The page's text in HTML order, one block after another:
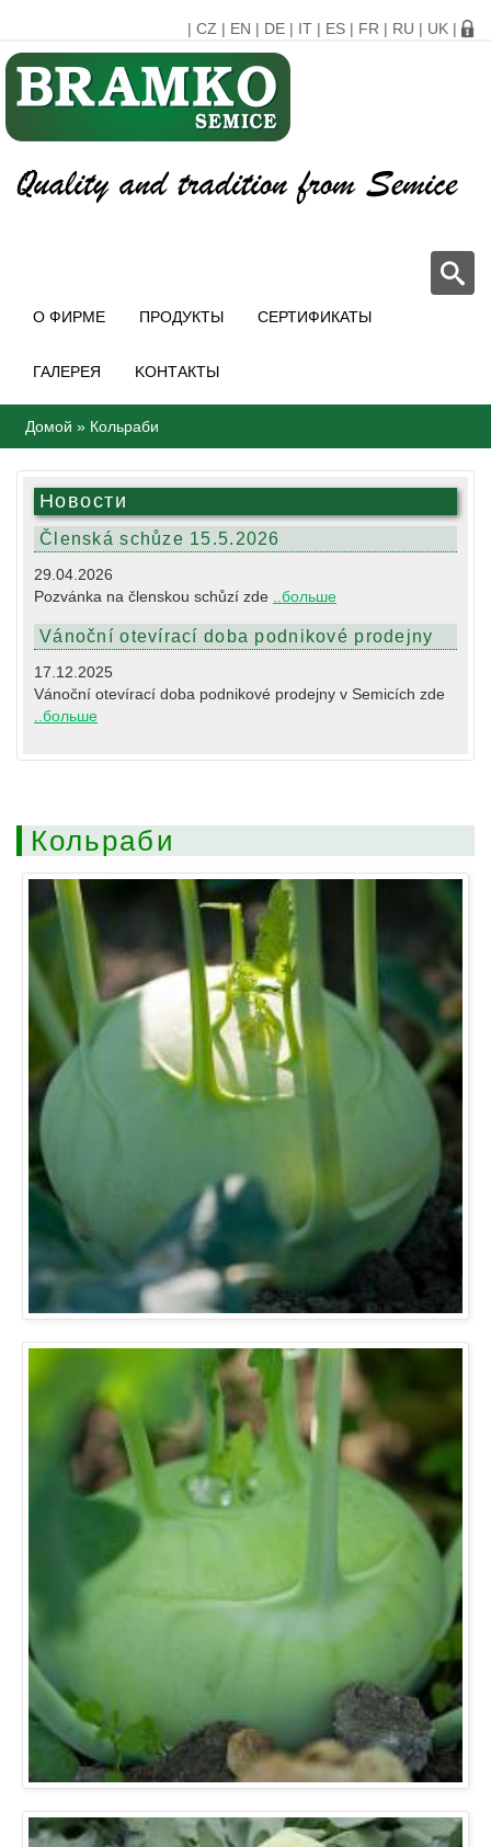
| CZ | EN | DE | IT | ES | FR | RU | UK |
О ФИРМЕ ПРОДУКТЫ СЕРТИФИКАТЫ
ГАЛЕРЕЯ KОНТАКТЫ
Домой » Кольраби
Новости
Členská schůze 15.5.2026
29.04.2026
Pozvánka na členskou schůzí zde
..больше
Vánoční otevírací doba podnikové prodejny
17.12.2025
Vánoční otevírací doba podnikové prodejny v Semicích zde
..больше
Кольраби